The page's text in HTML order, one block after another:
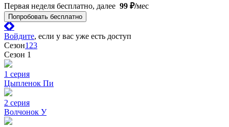
Первая неделя бесплатно, далее 99 ₽⁠/⁠мес
Попробовать бесплатно
Войдите, если у вас уже есть доступ
Сезон1 23
Сезон 1
1 серия
Цыпленок Пи
2 серия
Волчонок У